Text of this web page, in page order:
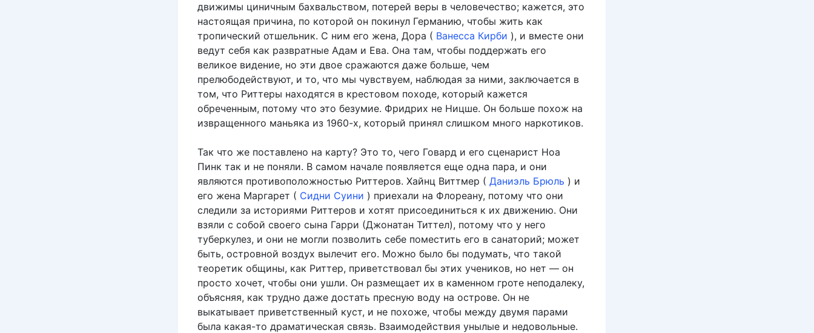
движимы циничным бахвальством, потерей веры в человечество; кажется, это
настоящая причина, по которой он покинул Германию, чтобы жить как
тропический отшельник. С ним его жена, Дора ( Ванесса Кирби ), и вместе они
ведут себя как развратные Адам и Ева. Она там, чтобы поддержать его
великое видение, но эти двое сражаются даже больше, чем
прелюбодействуют, и то, что мы чувствуем, наблюдая за ними, заключается в
том, что Риттеры находятся в крестовом походе, который кажется
обреченным, потому что это безумие. Фридрих не Ницше. Он больше похож на
извращенного маньяка из 1960-х, который принял слишком много наркотиков.
Так что же поставлено на карту? Это то, чего Говард и его сценарист Ноа
Пинк так и не поняли. В самом начале появляется еще одна пара, и они
являются противоположностью Риттеров. Хайнц Виттмер ( Даниэль Брюль ) и
его жена Маргарет ( Сидни Суини ) приехали на Флореану, потому что они
следили за историями Риттеров и хотят присоединиться к их движению. Они
взяли с собой своего сына Гарри (Джонатан Титтел), потому что у него
туберкулез, и они не могли позволить себе поместить его в санаторий; может
быть, островной воздух вылечит его. Можно было бы подумать, что такой
теоретик общины, как Риттер, приветствовал бы этих учеников, но нет — он
просто хочет, чтобы они ушли. Он размещает их в каменном гроте неподалеку,
объясняя, как трудно даже достать пресную воду на острове. Он не
выкатывает приветственный куст, и не похоже, чтобы между двумя парами
была какая-то драматическая связь. Взаимодействия унылые и недовольные.